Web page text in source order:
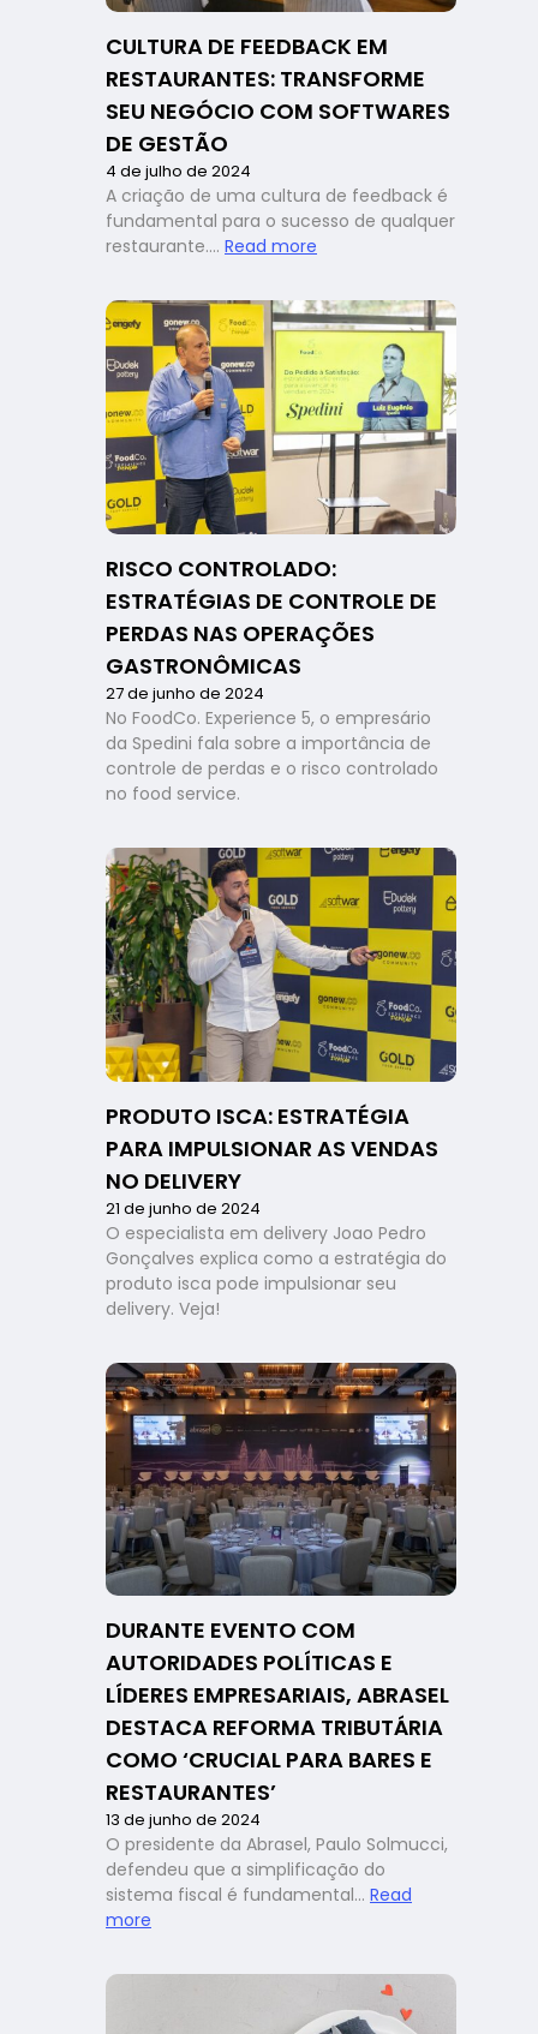
CULTURA DE FEEDBACK EM
RESTAURANTES: TRANSFORME
SEU NEGÓCIO COM SOFTWARES
DE GESTÃO
4 de julho de 2024
A criação de uma cultura de feedback é
fundamental para o sucesso de qualquer
restaurante.… Read more
de
feedback
em
restaurantes:
transforme
seu
negócio
com
softwares
de
RISCO CONTROLADO:
ESTRATÉGIAS DE CONTROLE DE
PERDAS NAS OPERAÇÕES
GASTRONÔMICAS
27 de junho de 2024
No FoodCo. Experience 5, o empresário
da Spedini fala sobre a importância de
controle de perdas e o risco controlado
no food service.
PRODUTO ISCA: ESTRATÉGIA
PARA IMPULSIONAR AS VENDAS
NO DELIVERY
21 de junho de 2024
O especialista em delivery Joao Pedro
Gonçalves explica como a estratégia do
produto isca pode impulsionar seu
delivery. Veja!
DURANTE EVENTO COM
AUTORIDADES POLÍTICAS E
LÍDERES EMPRESARIAIS, ABRASEL
DESTACA REFORMA TRIBUTÁRIA
COMO ‘CRUCIAL PARA BARES E
RESTAURANTES’
13 de junho de 2024
O presidente da Abrasel, Paulo Solmucci,
defendeu que a simplificação do
sistema fiscal é fundamental… Read
more
evento